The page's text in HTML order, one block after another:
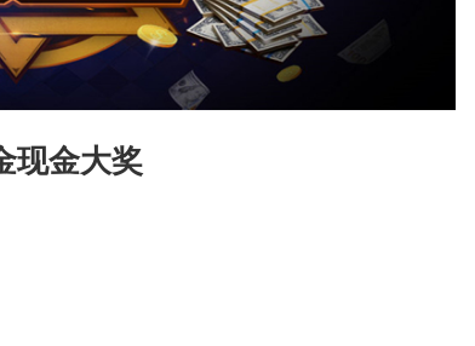
现金大奖